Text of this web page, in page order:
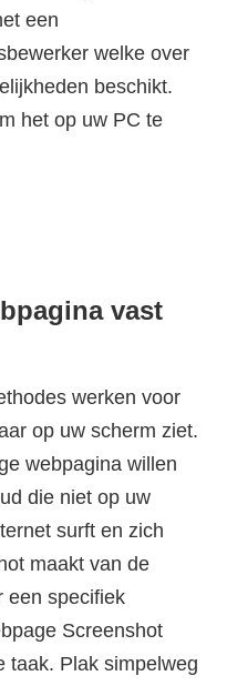
een
welke over
beschikt.
het op uw PC te
vast
werken voor
op uw scherm ziet.
webpagina willen
die niet op uw
surft en zich
maakt van de
een specifiek
Screenshot
taak. Plak simpelweg